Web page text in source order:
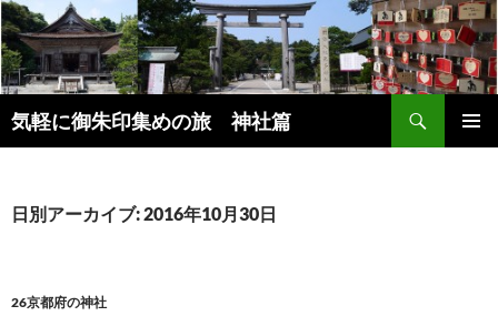
コ
ン
テ
ン
ツ
へ
ッ
気軽に御朱印集めの旅 神社篇
索
日別アーカイブ: 2016年10月30日
26京都府の神社